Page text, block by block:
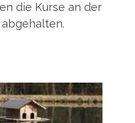
die Kurse an der